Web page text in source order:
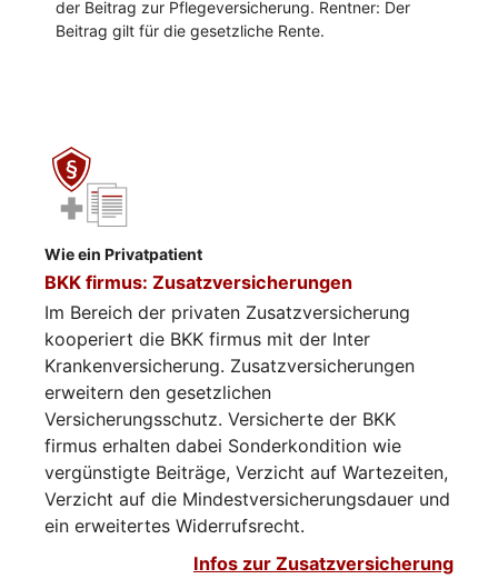
Wie ein Privatpatient
BKK firmus: Zusatzversicherungen
Im Bereich der privaten Zusatzversicherung
kooperiert die BKK firmus mit der Inter
Krankenversicherung. Zusatzversicherungen
erweitern den gesetzlichen
Versicherungsschutz. Versicherte der BKK
firmus erhalten dabei Sonderkondition wie
vergünstigte Beiträge, Verzicht auf Wartezeiten,
Verzicht auf die Mindestversicherungsdauer und
ein erweitertes Widerrufsrecht.
Infos zur Zusatzversicherung